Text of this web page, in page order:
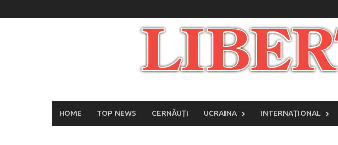
to
HOME TOP NEWS CERNĂUȚI UCRAINA INTERNAŢIONAL